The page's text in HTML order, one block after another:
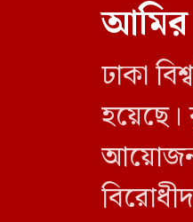
আমির
ঢাকা
হয়েছে।
আয়োজন